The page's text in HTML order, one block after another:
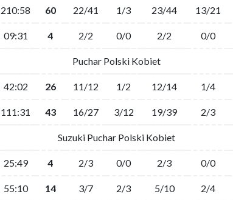
210:58 60 22/41 1/3 23/44 13/21
09:31 4 2/2 0/0 2/2 0/0
Puchar Polski Kobiet
42:02 26 11/12 1/2 12/14 1/4
111:31 43 16/27 3/12 19/39 2/3
Suzuki Puchar Polski Kobiet
25:49 4 2/3 0/0 2/3 0/0
55:10 14 3/7 2/3 5/10 2/4